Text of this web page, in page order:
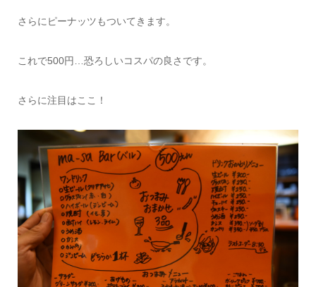
さらにピーナッツもついてきます。
これで500円…恐ろしいコスパの良さです。
さらに注目はここ！